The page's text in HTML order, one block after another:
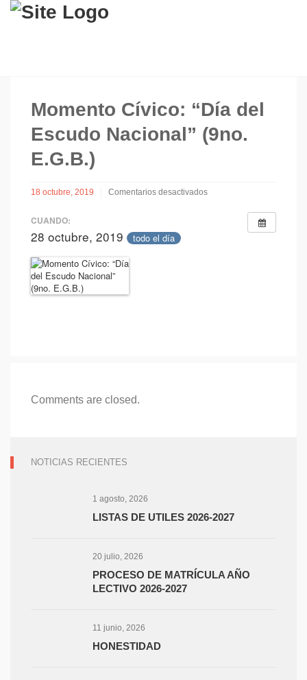
Momento Cívico: “Día del
Escudo Nacional” (9no.
E.G.B.)
18 octubre, 2019
Comentarios desactivados
“Día
Escudo
Nacional”
CUANDO:
28 octubre, 2019 todo el día
Comments are closed.
NOTICIAS RECIENTES
1 agosto, 2026
LISTAS DE UTILES 2026-2027
20 julio, 2026
PROCESO DE MATRÍCULA AÑO
LECTIVO 2026-2027
11 junio, 2026
HONESTIDAD